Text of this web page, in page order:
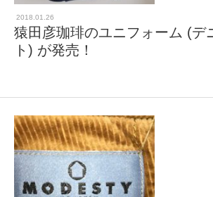
2018.01.26
猿田彦珈琲のユニフォーム (デ
ト) が発売！